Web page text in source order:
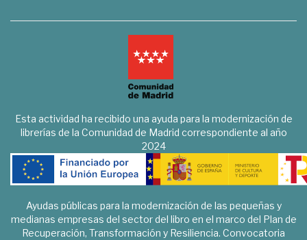
Esta actividad ha recibido una ayuda para la modernización de
librerías de la Comunidad de Madrid correspondiente al año
2024
Ayudas públicas para la modernización de las pequeñas y
medianas empresas del sector del libro en el marco del Plan de
Recuperación, Transformación y Resiliencia. Convocatoria